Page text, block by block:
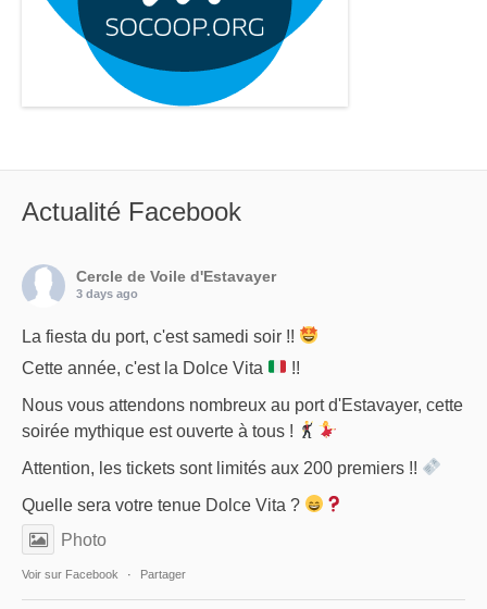
Actualité Facebook
Cercle de Voile d'Estavayer
3 days ago
La fiesta du port, c'est samedi soir !!
Cette année, c'est la Dolce Vita
!!
Nous vous attendons nombreux au port d'Estavayer, cette
soirée mythique est ouverte à tous !
Attention, les tickets sont limités aux 200 premiers !!
Quelle sera votre tenue Dolce Vita ?
Photo
Voir sur Facebook · Partager